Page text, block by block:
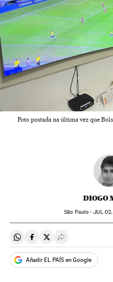
Foto postada na última vez que
DIOGO
São Paulo -JUL02,
Compartir en Whatsapp
Compartir en Facebook
Compartir en Twitter
Desplegar
Añadir EL PAÍS en Google